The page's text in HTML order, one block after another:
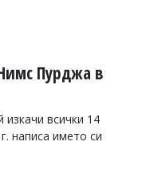
Пурджа в
всички 14
написа името си